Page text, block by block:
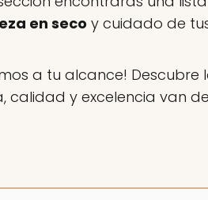
en seco y cuidado de
a tu alcance! Descubre
calidad y excelencia van